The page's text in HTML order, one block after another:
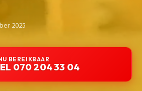
2025
BEREIKBAAR
070 204 33 04